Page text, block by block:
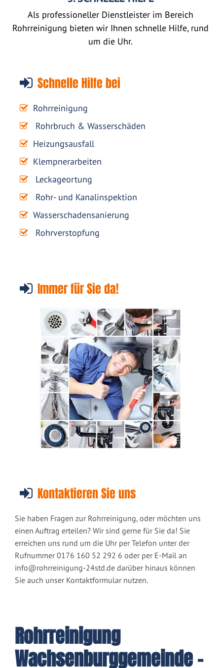
Als professioneller Dienstleister im Bereich
Rohrreinigung bieten wir Ihnen schnelle Hilfe, rund
um die Uhr.
Schnelle Hilfe bei
Rohrreinigung
Rohrbruch & Wasserschäden
Heizungsausfall
Klempnerarbeiten
Leckageortung
Rohr- und Kanalinspektion
Wasserschadensanierung
Rohrverstopfung
Immer für Sie da!
Kontaktieren Sie uns
Sie haben Fragen zur Rohrreinigung, oder möchten uns
einen Auftrag erteilen? Wir sind gerne für Sie da! Sie
erreichen uns rund um die Uhr per Telefon unter der
Rufnummer 0176 160 52 292 6 oder per E-Mail an
info@rohrreinigung-24std.de darüber hinaus können
Sie auch unser Kontaktformular nutzen.
Rohrreinigung
Wachsenburggemeinde -